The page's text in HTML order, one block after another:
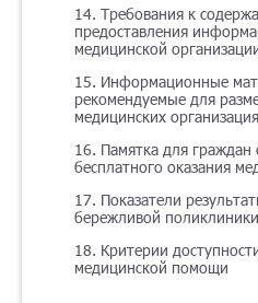
14. Требования к
предоставления
медицинской
15. Информационные
рекомендуемые для
медицинских
16. Памятка для граждан
бесплатного оказания
17. Показатели
бережливой поликлиники
18. Критерии
медицинской помощи